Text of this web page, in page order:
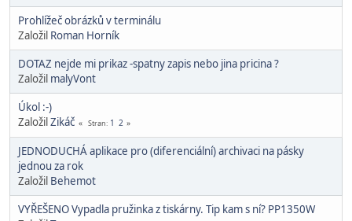
Prohlížeč obrázků v terminálu
Založil Roman Horník
DOTAZ nejde mi prikaz -spatny zapis nebo jina pricina ?
Založil malyVont
Úkol :-)
ZaložilZikáč Stran 1 2
JEDNODUCHÁ aplikace pro (diferenciální) archivaci na pásky
jednou za rok
Založil Behemot
VYŘEŠENO Vypadla pružinka z tiskárny. Tip kam s ní? PP1350W